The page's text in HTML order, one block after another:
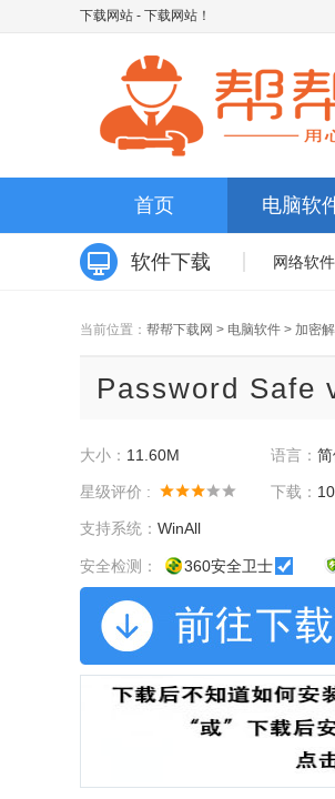
下载网站 - 下载网站！
首页 电脑软
软件下载 网络软件
当前位置： 帮帮下载网 > 电脑软件 > 加密
Password Safe
大小： 11.60M 语言：
星级评价 : 下载：
支持系统： WinAll
安全检测： 360安全卫士